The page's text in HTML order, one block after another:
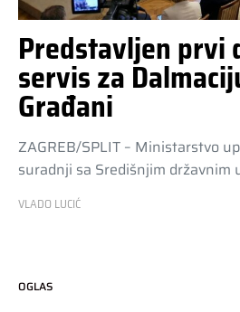
Predstavljen prvi
servis za
Građani
ZAGREB/SPLIT – Ministarstvo
suradnji sa Središnjim državnim
VLADO LUCIĆ
OGLAS